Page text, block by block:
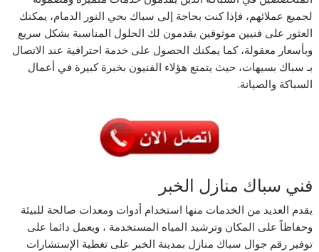
لجميع عملائهم، فإذا كنت بحاجة إلى سباك بحي النور الدمام، يمكنك
العثور على فنيين موثوقين يقدمون لك الحلول المناسبة بشكل سريع
وبأسعار معقولة، كما يمكنك الحصول على خدمة احترافية عند الاتصال
بـ سباك بسيهات، حيث يتمتع هؤلاء الفنيون بخبرة كبيرة في أعمال
السباكة والصيانة.
فني سباك منازل الخبر
يقدم العديد من الخدمات منها استخدام أدوات ومعدات صالحة للبيئة
وحفاظاً على المكان وترشيد المياه المستخدمة ، ويعمل دائما على
توفير رقم جوال سباك منازل بمدينة الخبر على تغطية الإستشارات